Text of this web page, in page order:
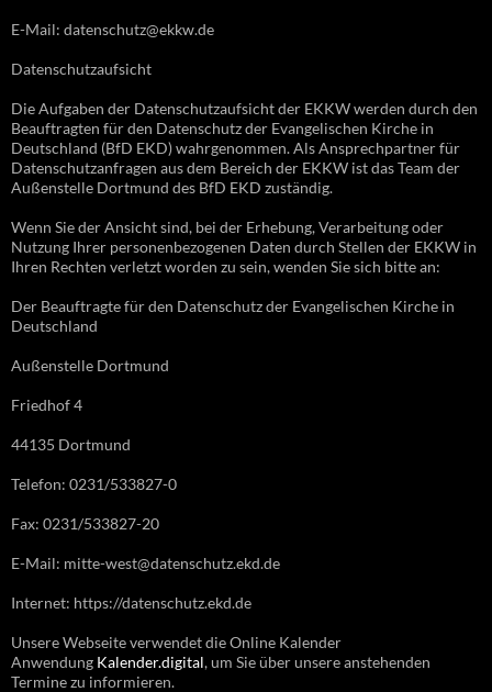
E-Mail: datenschutz@ekkw.de
Datenschutzaufsicht
Die Aufgaben der Datenschutzaufsicht der EKKW werden durch den
Beauftragten für den Datenschutz der Evangelischen Kirche in
Deutschland (BfD EKD) wahrgenommen. Als Ansprechpartner für
Datenschutzanfragen aus dem Bereich der EKKW ist das Team der
Außenstelle Dortmund des BfD EKD zuständig.
Wenn Sie der Ansicht sind, bei der Erhebung, Verarbeitung oder
Nutzung Ihrer personenbezogenen Daten durch Stellen der EKKW in
Ihren Rechten verletzt worden zu sein, wenden Sie sich bitte an:
Der Beauftragte für den Datenschutz der Evangelischen Kirche in
Deutschland
Außenstelle Dortmund
Friedhof 4
44135 Dortmund
Telefon: 0231/533827-0
Fax: 0231/533827-20
E-Mail: mitte-west@datenschutz.ekd.de
Internet: https://datenschutz.ekd.de
Unsere Webseite verwendet die Online Kalender
Anwendung Kalender.digital, um Sie über unsere anstehenden
Termine zu informieren.